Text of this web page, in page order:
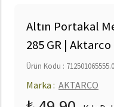
Altın Portakal
285 GR | Aktarco
Ürün Kodu :
Marka : AKTARCO